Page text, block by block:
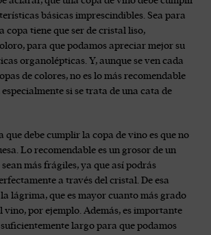
básicas imprescindibles. Sea para
copa tiene que ser de cristal liso,
para que podamos apreciar mejor su
organolépticas. Y, aunque se ven cada
de colores, no es lo más recomendable
si se trata de una cata de
debe cumplir la copa de vino es que no
Lo recomendable es un grosor de un
más frágiles, ya que así podrás
a través del cristal. De esa
lágrima, que es mayor cuanto más grado
vino, por ejemplo. Además, es importante
largo para que podamos